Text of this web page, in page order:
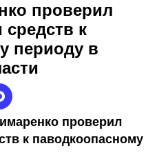
проверил
средств к
периоду в
проверил
к паводкоопасному